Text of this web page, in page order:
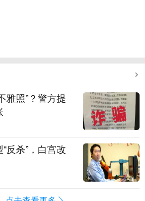
雅照”？警方提
反杀”，白宫改